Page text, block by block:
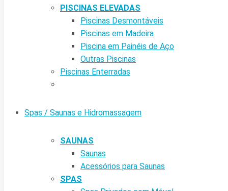
PISCINAS ELEVADAS
Piscinas Desmontáveis
Piscinas em Madeira
Piscina em Painéis de Aço
Outras Piscinas
Piscinas Enterradas
Spas / Saunas e Hidromassagem
SAUNAS
Saunas
Acessórios para Saunas
SPAS